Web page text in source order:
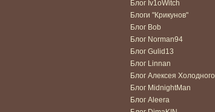
Блог Iv1oWitch
Блоги "Крикунов"
Блог Bob
Блог Norman94
Блог Gulid13
Блог Linnan
Блог Алексея Холодного
Блог MidnightMan
Блог Aleera